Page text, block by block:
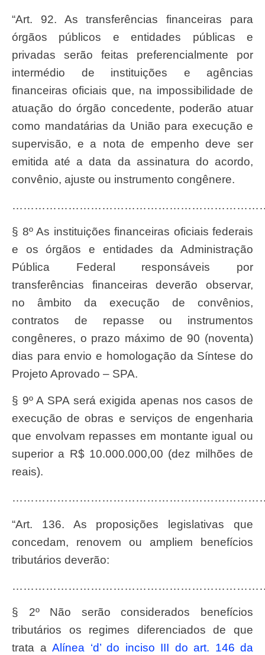
“Art. 92. As transferências financeiras para
órgãos públicos e entidades públicas e
privadas serão feitas preferencialmente por
intermédio de instituições e agências
financeiras oficiais que, na impossibilidade de
atuação do órgão concedente, poderão atuar
como mandatárias da União para execução e
supervisão, e a nota de empenho deve ser
emitida até a data da assinatura do acordo,
convênio, ajuste ou instrumento congênere.
§ 8º As instituições financeiras oficiais federais
e os órgãos e entidades da Administração
Pública Federal responsáveis por
transferências financeiras deverão observar,
no âmbito da execução de convênios,
contratos de repasse ou instrumentos
congêneres, o prazo máximo de 90 (noventa)
dias para envio e homologação da Síntese do
Projeto Aprovado – SPA.
§ 9º A SPA será exigida apenas nos casos de
execução de obras e serviços de engenharia
que envolvam repasses em montante igual ou
superior a R$ 10.000.000,00 (dez milhões de
reais).
“Art. 136. As proposições legislativas que
concedam, renovem ou ampliem benefícios
tributários deverão:
§ 2º Não serão considerados benefícios
tributários os regimes diferenciados de que
trata a alínea ‘d’ do inciso III do art. 146 da